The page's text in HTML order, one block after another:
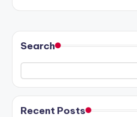
Search
Recent Posts